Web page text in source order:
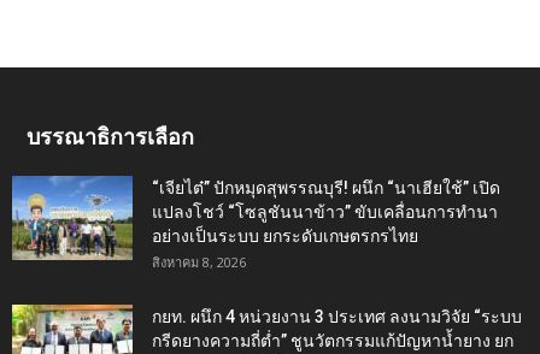
บรรณาธิการเลือก
“เจียไต๋” ปักหมุดสุพรรณบุรี! ผนึก “นาเฮียใช้” เปิด
แปลงโชว์ “โซลูชันนาข้าว” ขับเคลื่อนการทำนา
อย่างเป็นระบบ ยกระดับเกษตรกรไทย
สิงหาคม 8, 2026
กยท. ผนึก 4 หน่วยงาน 3 ประเทศ ลงนามวิจัย “ระบบ
กรีดยางความถี่ต่ำ” ชูนวัตกรรมแก้ปัญหาน้ำยาง ยก